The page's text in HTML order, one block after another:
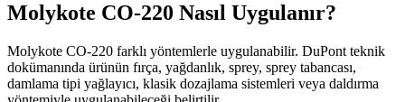
Molykote CO-220 Nasıl Uygulanır?
Molykote CO-220 farklı yöntemlerle uygulanabilir. DuPont teknik
dokümanında ürünün fırça, yağdanlık, sprey, sprey tabancası,
damlama tipi yağlayıcı, klasik dozajlama sistemleri veya daldırma